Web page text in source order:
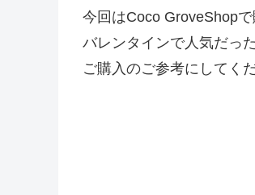
今回はCoco GroveShop
バレンタインで人気だっ
ご購入のご参考にしてくだ